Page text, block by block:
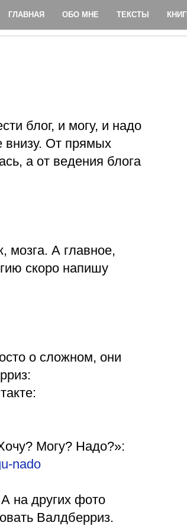
блог, и могу, и надо
внизу. От прямых
а от ведения блога
мозга. А главное,
скоро напишу
о сложном, они
Могу? Надо?»:
nado
на других фото
Валдберриз.
ГЛАВНАЯ ОБО МНЕ ТЕКСТЫ